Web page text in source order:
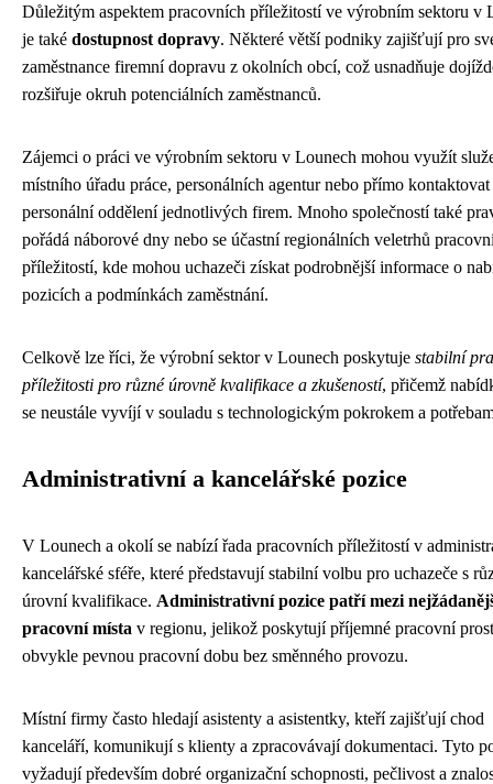
Důležitým aspektem pracovních příležitostí ve výrobním sektoru v
je také dostupnost dopravy. Některé větší podniky zajišťují pro
zaměstnance firemní dopravu z okolních obcí, což usnadňuje
rozšiřuje okruh potenciálních zaměstnanců.
Zájemci o práci ve výrobním sektoru v Lounech mohou využít
místního úřadu práce, personálních agentur nebo přímo kontaktovat
personální oddělení jednotlivých firem. Mnoho společností také
pořádá náborové dny nebo se účastní regionálních veletrhů
příležitostí, kde mohou uchazeči získat podrobnější informace o
pozicích a podmínkách zaměstnání.
Celkově lze říci, že výrobní sektor v Lounech poskytuje stabilní
příležitosti pro různé úrovně kvalifikace a zkušeností, přičemž
se neustále vyvíjí v souladu s technologickým pokrokem a
Administrativní a kancelářské pozice
V Lounech a okolí se nabízí řada pracovních příležitostí v
kancelářské sféře, které představují stabilní volbu pro uchazeče s
úrovní kvalifikace. Administrativní pozice patří mezi
pracovní místa v regionu, jelikož poskytují příjemné pracovní
obvykle pevnou pracovní dobu bez směnného provozu.
Místní firmy často hledají asistenty a asistentky, kteří zajišťují chod
kanceláří, komunikují s klienty a zpracovávají dokumentaci. Tyto
vyžadují především dobré organizační schopnosti, pečlivost a